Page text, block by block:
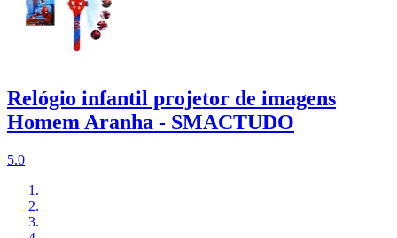
Relógio infantil projetor de imagens
Homem Aranha - SMACTUDO
5.0